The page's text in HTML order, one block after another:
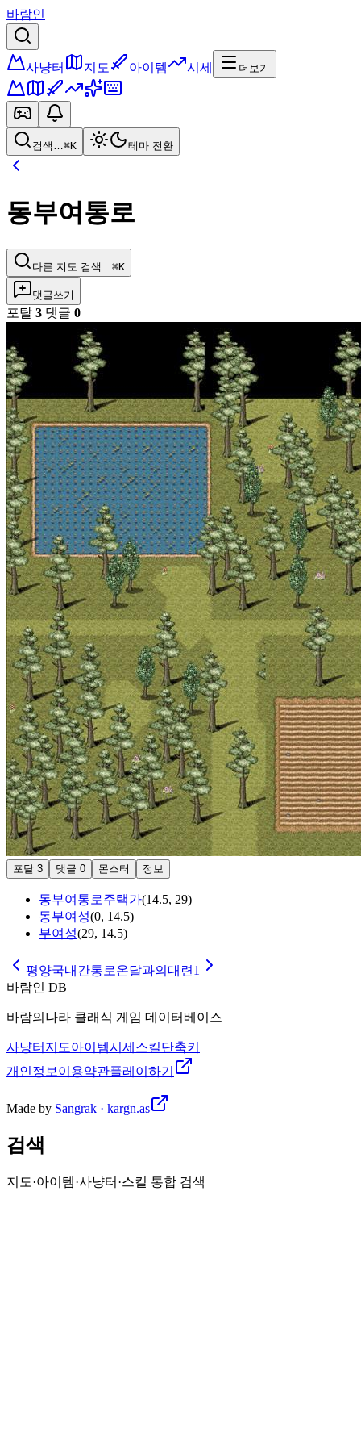
바람인
사냥터 지도 아이템 시세 더보기
검색…⌘K 테마 전환
동부여통로
다른 지도 검색… ⌘K
댓글쓰기
포탈 3 댓글 0
포탈 3 댓글 0 몬스터 정보
동부여통로주택가(14.5, 29)
동부여성(0, 14.5)
부여성(29, 14.5)
평양국내간통로온달과의대련1
바람인 DB
바람의나라 클래식 게임 데이터베이스
사냥터 지도아이템시세 스킬단축키
개인정보 이용약관플레이하기
Made by Sangrak · kargn.as
검색
지도·아이템·사냥터·스킬 통합 검색